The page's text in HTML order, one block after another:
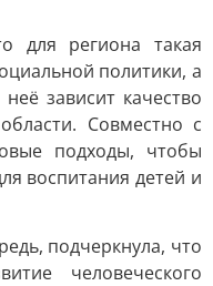
для региона такая
политики, а
зависит качество
Совместно с
подходы, чтобы
воспитания детей и
подчеркнула, что
человеческого